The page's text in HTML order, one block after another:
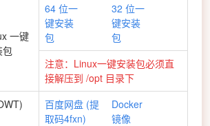
一键
包
64 位一
键安装
包
32 位一
键安装
包
注意：Linux一键安装包必须直
接解压到 /opt 目录下
百度网盘 (提
取码4fxn)
Docker
镜像